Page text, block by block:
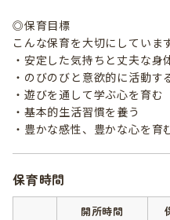
◎保育目標
こんな保育を大切にしていま
・安定した気持ちと丈夫な身
・のびのびと意欲的に活動す
・遊びを通して学ぶ心を育む
・基本的生活習慣を養う
・豊かな感性、豊かな心を育
保育時間
開所時間